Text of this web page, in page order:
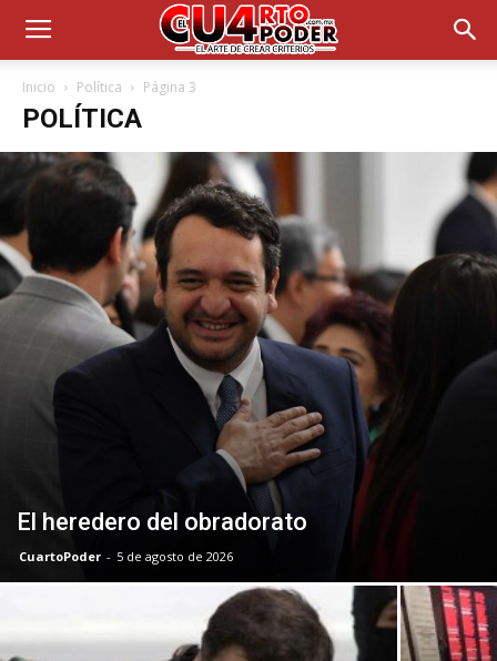
Inicio Política Página 3
POLÍTICA
El heredero del obradorato
CuartoPoder - 5 de agosto de 2026